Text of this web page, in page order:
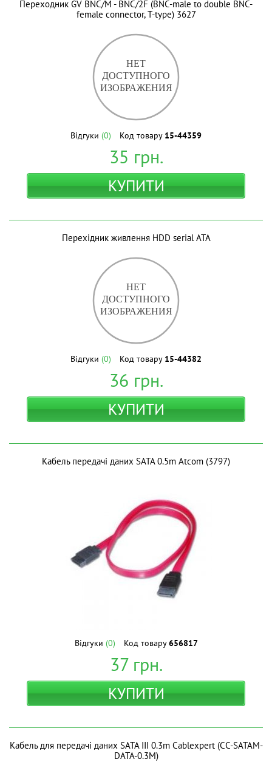
Переходник GV BNC/M - BNC/2F (BNC-male to double BNC-
female connector, T-type) 3627
Відгуки (0) Код товару 15-44359
35 грн.
КУПИТИ
Перехідник живлення HDD serial ATA
Відгуки (0) Код товару 15-44382
36 грн.
КУПИТИ
Кабель передачі даних SATA 0.5m Atcom (3797)
Відгуки (0) Код товару656817
37грн.
КУПИТИ
Кабель для передачі даних SATA III 0.3m Cablexpert (CC-SATAM-
DATA-0.3M)